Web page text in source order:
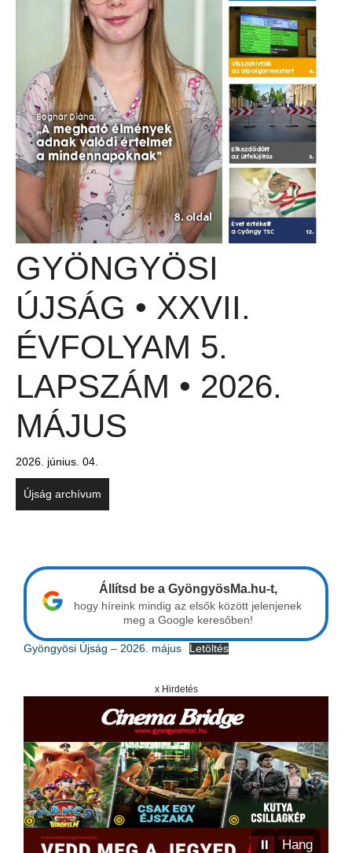
GYÖNGYÖSI
ÚJSÁG • XXVII.
ÉVFOLYAM 5.
LAPSZÁM • 2026.
MÁJUS
2026. június. 04.
Újság archívum
Állítsd be a GyöngyösMa.hu-t,
hogy híreink mindig az elsők között jelenjenek
meg a Google keresőben!
Gyöngyösi Újság – 2026. május Letöltés
x Hirdetés
⏸ Hang